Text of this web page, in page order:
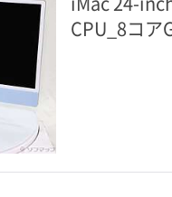
CPU_8コア